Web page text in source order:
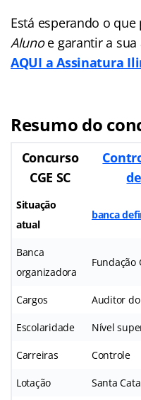
Está esperando o
Alunoe garantir a sua
AQUI a Assinatura
Resumo do
Concurso
CGE SC
Situação
atual
banca
Banca
organizadora
Fundação
Cargos Auditor
Escolaridade Nível
Carreiras Controle
Lotação Santa